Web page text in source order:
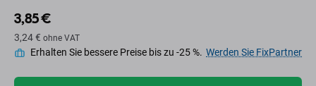
3,85 €
3,24 € ohne VAT
Erhalten Sie bessere Preise bis zu -25 %. Werden Sie FixPartner